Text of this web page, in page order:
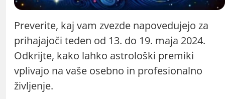
Preverite, kaj vam zvezde napovedujejo za
prihajajoči teden od 13. do 19. maja 2024.
Odkrijte, kako lahko astrološki premiki
vplivajo na vaše osebno in profesionalno
življenje.